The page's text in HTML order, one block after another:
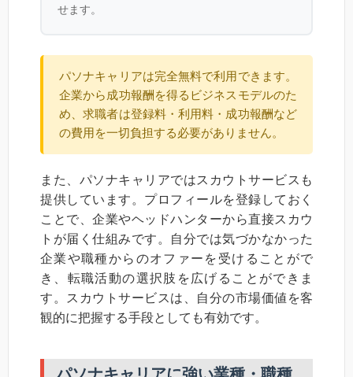
せます。
パソナキャリアは完全無料で利用できます。
企業から成功報酬を得るビジネスモデルのた
め、求職者は登録料・利用料・成功報酬など
の費用を一切負担する必要がありません。
また、パソナキャリアではスカウトサービスも
提供しています。プロフィールを登録しておく
ことで、企業やヘッドハンターから直接スカウ
トが届く仕組みです。自分では気づかなかった
企業や職種からのオファーを受けることがで
き、転職活動の選択肢を広げることができま
す。スカウトサービスは、自分の市場価値を客
観的に把握する手段としても有効です。